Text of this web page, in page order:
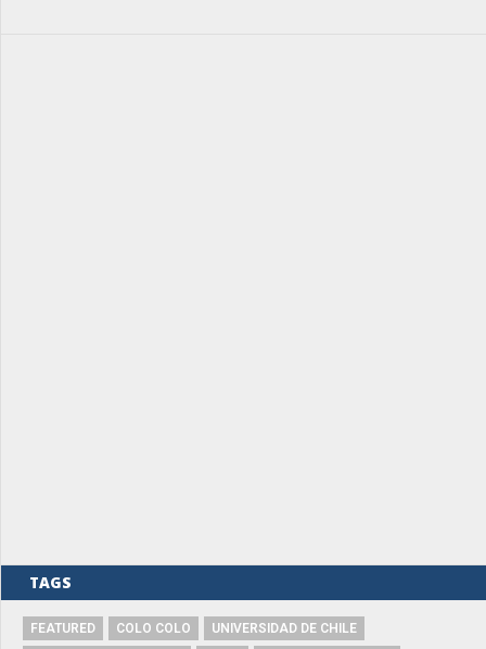
TAGS
FEATURED COLO COLO
UNIVERSIDAD DE CHILE